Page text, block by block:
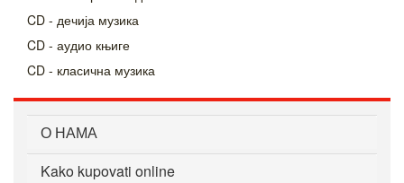
CD - дечија музика
CD - аудио књиге
CD - класична музика
О НАМА
Kako kupovati online